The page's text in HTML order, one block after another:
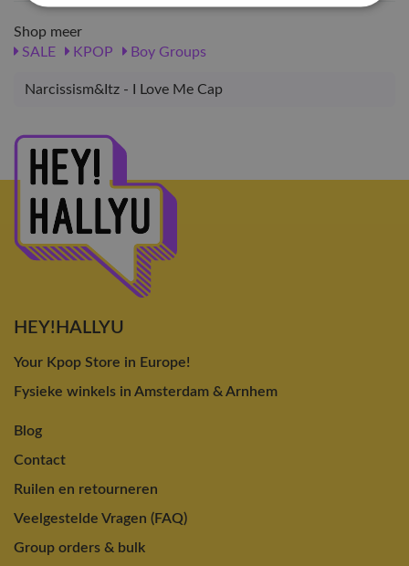
Shop meer
SALE
KPOP Boy Groups
Narcissism&Itz - I Love Me Cap
HEY!HALLYU
Your Kpop Store in Europe!
Fysieke winkels in Amsterdam & Arnhem
Blog
Contact
Ruilen en retourneren
Veelgestelde Vragen (FAQ)
Group orders & bulk